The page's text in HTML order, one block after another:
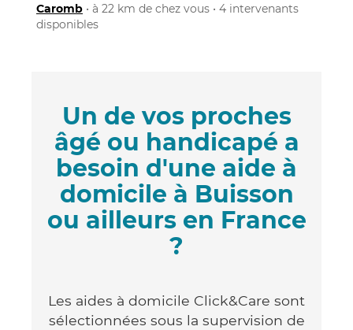
Caromb • à 22 km de chez vous • 4 intervenants
disponibles
Un de vos proches
âgé ou handicapé a
besoin d'une aide à
domicile à Buisson
ou ailleurs en France
?
Les aides à domicile Click&Care sont
sélectionnées sous la supervision de